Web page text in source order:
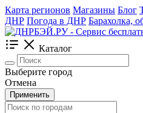
Карта регионов Магазины Блог
ДНР Погода в ДНР Барахолка,
Каталог
Выберите город
Отмена
Применить